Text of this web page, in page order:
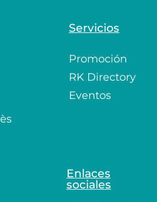
Servicios
Promoción
RK Directory
Eventos
Enlaces
sociales